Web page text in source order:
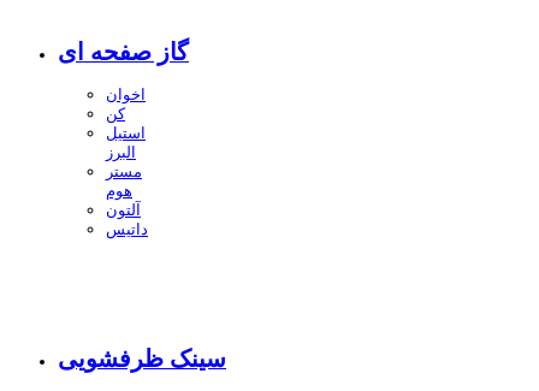
گاز صفحه ای
اخوان
کن
استیل
البرز
مستر
هوم
آلتون
داتیس
سینک ظرفشویی